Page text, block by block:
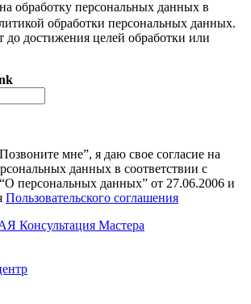
обработку персональных данных в
обработки персональных данных.
до достижения целей обработки или
мне”, я даю свое согласие на
данных в соответствии с
персональных данных” от 27.06.2006 и
Пользовательского соглашения
Мастера